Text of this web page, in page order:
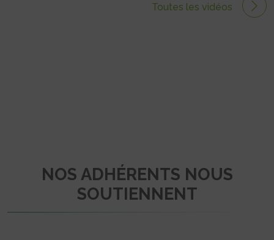
Toutes les vidéos
NOS ADHÉRENTS NOUS
SOUTIENNENT